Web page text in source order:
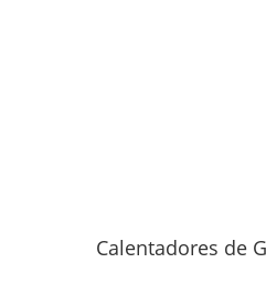
Calentadores de